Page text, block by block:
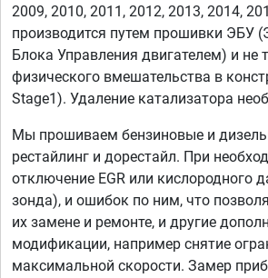
2009, 2010, 2011, 2012, 2013, 2014,
производится путем прошивки ЭБУ
Блока Управления двигателем) и не
физического вмешательства в
Stage1). Удаление катализатора
Мы прошиваем бензиновые и
рестайлинг и дорестайл. При
отключение EGR или кислородного
зонда), и ошибок по ним, что
их замене и ремонте, и другие
модификации, например снятие
максимальной скорости. Замер